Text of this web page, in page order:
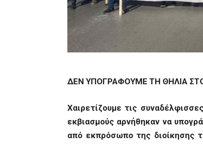
ΔΕΝ ΥΠΟΓΡΑΦΟΥΜΕ ΤΗ ΘΗΛΙΑ
Χαιρετίζουμε τις
εκβιασμούς αρνήθηκαν να
από εκπρόσωπο της διοίκησης